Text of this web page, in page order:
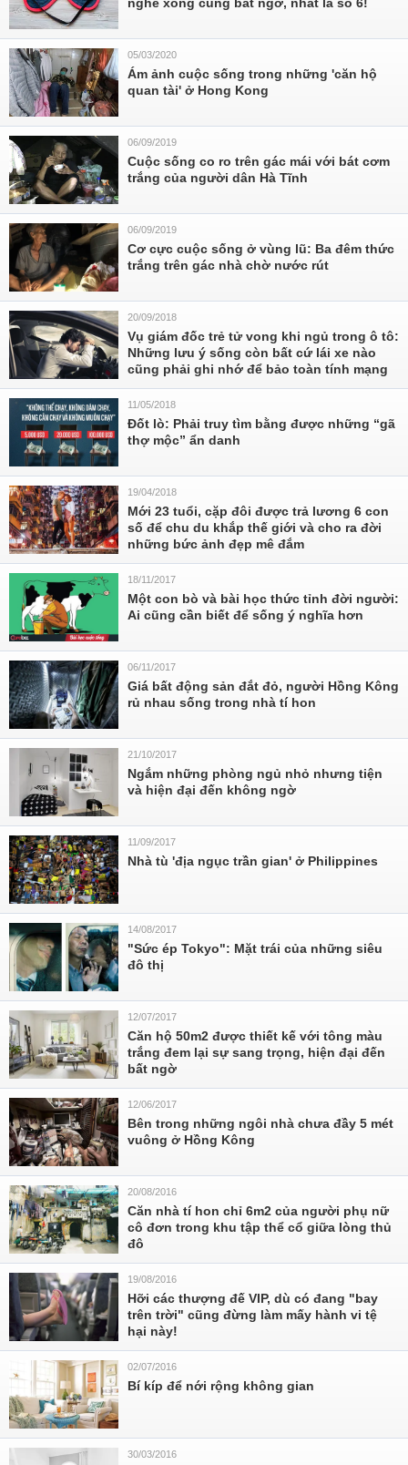
05/03/2020
Ám ảnh cuộc sống trong những 'căn hộ
quan tài' ở Hong Kong
06/09/2019
Cuộc sống co ro trên gác mái với bát cơm
trắng của người dân Hà Tĩnh
06/09/2019
Cơ cực cuộc sống ở vùng lũ: Ba đêm thức
trắng trên gác nhà chờ nước rút
20/09/2018
Vụ giám đốc trẻ tử vong khi ngủ trong ô tô:
Những lưu ý sống còn bất cứ lái xe nào
cũng phải ghi nhớ để bảo toàn tính mạng
11/05/2018
Đốt lò: Phải truy tìm bằng được những “gã
thợ mộc” ẩn danh
19/04/2018
Mới 23 tuổi, cặp đôi được trả lương 6 con
số để chu du khắp thế giới và cho ra đời
những bức ảnh đẹp mê đắm
18/11/2017
Một con bò và bài học thức tỉnh đời người:
Ai cũng cần biết để sống ý nghĩa hơn
06/11/2017
Giá bất động sản đắt đỏ, người Hồng Kông
rủ nhau sống trong nhà tí hon
21/10/2017
Ngắm những phòng ngủ nhỏ nhưng tiện
và hiện đại đến không ngờ
11/09/2017
Nhà tù 'địa ngục trần gian' ở Philippines
14/08/2017
"Sức ép Tokyo": Mặt trái của những siêu
đô thị
12/07/2017
Căn hộ 50m2 được thiết kế với tông màu
trắng đem lại sự sang trọng, hiện đại đến
bất ngờ
12/06/2017
Bên trong những ngôi nhà chưa đầy 5 mét
vuông ở Hồng Kông
20/08/2016
Căn nhà tí hon chỉ 6m2 của người phụ nữ
cô đơn trong khu tập thể cổ giữa lòng thủ
đô
19/08/2016
Hỡi các thượng đế VIP, dù có đang "bay
trên trời" cũng đừng làm mấy hành vi tệ
hại này!
02/07/2016
Bí kíp để nới rộng không gian
30/03/2016